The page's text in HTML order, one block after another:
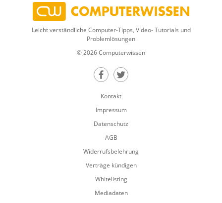
Leicht verständliche Computer-Tipps, Video- Tutorials und
Problemlösungen
© 2026 Computerwissen
Teilen auf Facebook
Teilen auf Twitter
Kontakt
Impressum
Datenschutz
AGB
Widerrufsbelehrung
Verträge kündigen
Whitelisting
Mediadaten